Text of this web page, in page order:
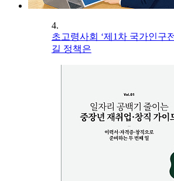
4.
초고령사회 ‘제1차 국가인구
길 정책은